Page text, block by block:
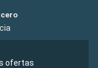
ofertas